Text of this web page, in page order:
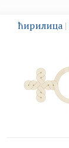
ћирилица |